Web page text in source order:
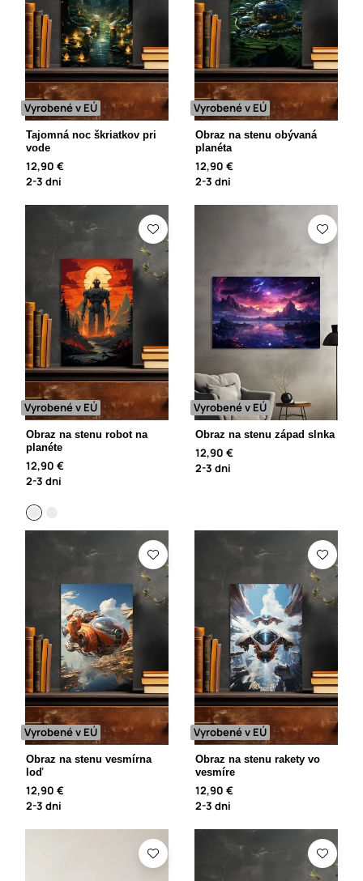
Vyrobené v EÚ
Tajomná noc škriatkov pri
vode
12,90 €
2-3 dni
Vyrobené v EÚ
Obraz na stenu obývaná
planéta
12,90 €
2-3 dni
Vyrobené v EÚ
Obraz na stenu robot na
planéte
12,90 €
2-3 dni
Vyrobené v EÚ
Obraz na stenu západ slnka
12,90 €
2-3 dni
Vyrobené v EÚ
Obraz na stenu vesmírna
loď
12,90 €
2-3 dni
Vyrobené v EÚ
Obraz na stenu rakety vo
vesmíre
12,90 €
2-3 dni